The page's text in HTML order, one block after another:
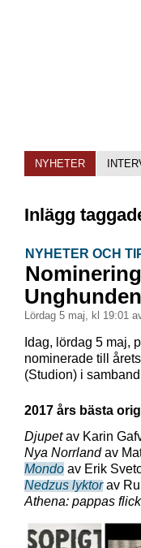
NYHETER
Inlägg
NYHETER OCH
lördag 5 maj, kl 19:01
Idag, lördag 5 maj,
nominerade till
(Studion) i
2017 års bästa
Djupetav Karin
Nya Norrlandav
Mondo av Erik
Nedzus lyktorav
Athena: pappas